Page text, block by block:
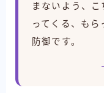
まないよう、
ってくる、もら
防御です。